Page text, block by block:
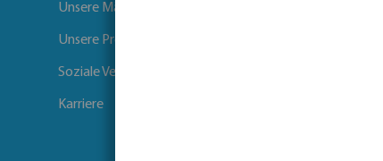
Unsere Märkte
Unsere Projekte
Soziale Verantwortung der Unternehmen
Karriere